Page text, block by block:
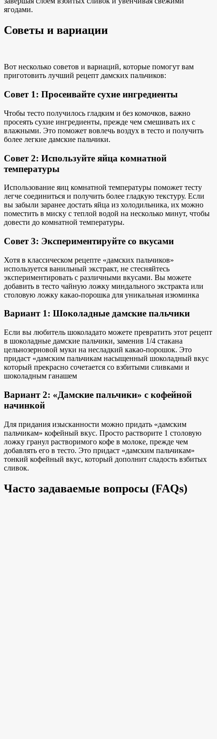
ягодами.
Советы и вариации
Вот несколько советов и вариаций, которые помогут вам
приготовить лучший рецепт дамских пальчиков:
Совет 1: Просеивайте сухие ингредиенты
Чтобы тесто получилось гладким и без комочков, важно
просеять сухие ингредиенты, прежде чем смешивать их с
влажными. Это поможет вовлечь воздух в тесто и получить
более легкие дамские пальчики.
Совет 2: Используйте яйца комнатной
температуры
Использование яиц комнатной температуры поможет тесту
легче соединиться и получить более гладкую текстуру. Если
вы забыли заранее достать яйца из холодильника, их можно
поместить в миску с теплой водой на несколько минут, чтобы
довести до комнатной температуры.
Совет 3: Экспериментируйте со вкусами
Хотя в классическом рецепте «дамских пальчиков»
используется ванильный экстракт, не стесняйтесь
экспериментировать с различными вкусами. Вы можете
добавить в тесто чайную ложку миндального экстракта или
столовую ложку какао-порошка для уникальная изюминка
Вариант 1: Шоколадные дамские пальчики
Если вы любитель шоколадато можете превратить этот рецепт
в шоколадные дамские пальчики, заменив 1/4 стакана
цельнозерновой муки на несладкий какао-порошок. Это
придаст «дамским пальчикам насыщенный шоколадный вкус
который прекрасно сочетается со взбитыми сливками и
шоколадным ганашем
Вариант 2: «Дамские пальчики» с кофейной
начинкой
Для придания изысканности можно придать «дамским
пальчикам» кофейный вкус. Просто растворите 1 столовую
ложку гранул растворимого кофе в молоке, прежде чем
добавлять его в тесто. Это придаст «дамским пальчикам»
тонкий кофейный вкус, который дополнит сладость взбитых
сливок.
Часто задаваемые вопросы (FAQs)